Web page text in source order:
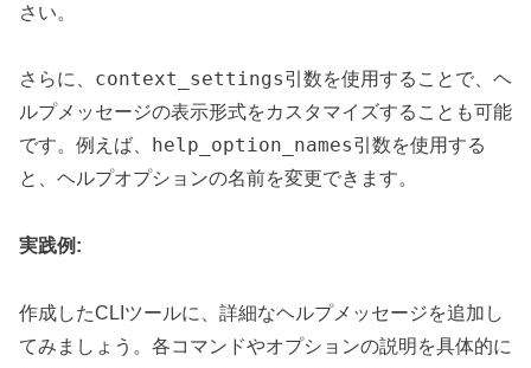
さい。
さらに、 context_settings引数を使用することで、ヘ
ルプメッセージの表示形式をカスタマイズすることも可能
です。例えば、
help_option_names引数を使用する
と、ヘルプオプションの名前を変更できます。
実践例:
作成したCLIツールに、詳細なヘルプメッセージを追加し
てみましょう。各コマンドやオプションの説明を具体的に